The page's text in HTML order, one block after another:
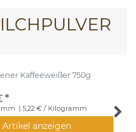
Kaffeeweißer 750g
*
| 5,22 € / Kilogramm
Artikel anzeigen